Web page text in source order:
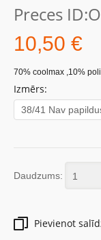
Preces ID:
10,50 €
70% coolmax ,10%
Izmērs:
Daudzums:
Pievienot